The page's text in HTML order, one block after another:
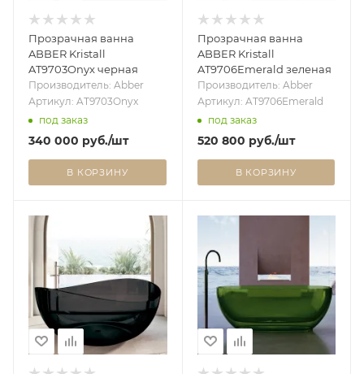
Прозрачная ванна
ABBER Kristall
AT9703Onyx черная
Производитель: Abber
Артикул: AT9703Onyx
под заказ
340 000 руб./шт
В КОРЗИНУ
Прозрачная ванна
ABBER Kristall
AT9706Emerald зеленая
Производитель: Abber
Артикул: AT9706Emerald
под заказ
520 800 руб./шт
В КОРЗИНУ